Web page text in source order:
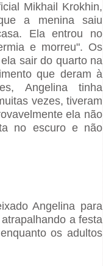
Mikhail Krokhin,
a menina saiu
Ela entrou no
e morreu". Os
sair do quarto na
que deram à
Angelina tinha
vezes, tiveram
ela não
no escuro e não
Angelina para
a festa
os adultos